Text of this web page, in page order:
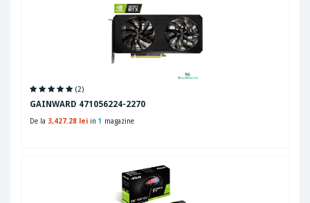
(2)
GAINWARD 471056224-2270
De la 3,427.28 lei in 1 magazine